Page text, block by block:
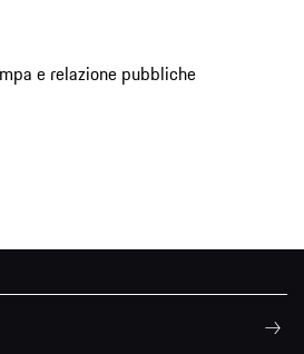
e relazione pubbliche